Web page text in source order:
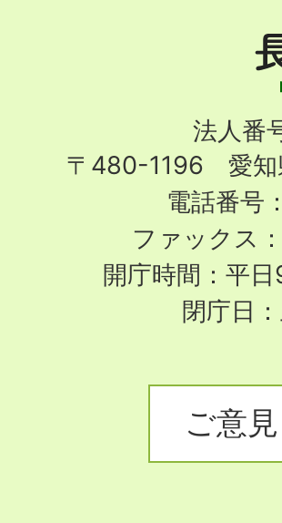
手
市
法人番
〒480-1196 愛知
電話番号
ファックス
開庁時間：平
閉庁日
ご意